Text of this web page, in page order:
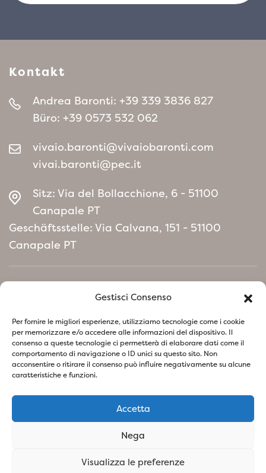
Gestisci Consenso
Per fornire le migliori esperienze, utilizziamo tecnologie come i cookie
per memorizzare e/o accedere alle informazioni del dispositivo. Il
consenso a queste tecnologie ci permetterà di elaborare dati come il
comportamento di navigazione o ID unici su questo sito. Non
acconsentire o ritirare il consenso può influire negativamente su alcune
caratteristiche e funzioni.
Accetta
Nega
Visualizza le preferenze
Aussehens, seines geringen Pflegeaufwands
Landschaftsgestaltung eine ausgezeichnete
und Grünflächen im minimalistischen oder
exotischen Stil.
Kontakt
Andrea Baronti: +39 339 3836 827
Büro: +39 0573 532 062
vivaio.baronti@vivaiobaronti.com
vivai.baronti@pec.it
Sitz: Via del Bollacchione, 6 - 51100
Canapale PT
Geschäftsstelle: Via Calvana, 151 - 51100
Canapale PT
Home
Folgen Sie uns in den sozialen Netzwerken
STEFANO E FIGLIO S.S - P.IVA01741260473